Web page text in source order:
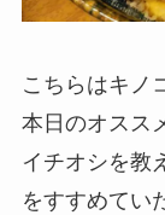
こちらはキノ
本日のオスス
イチオシを教
をすすめてい